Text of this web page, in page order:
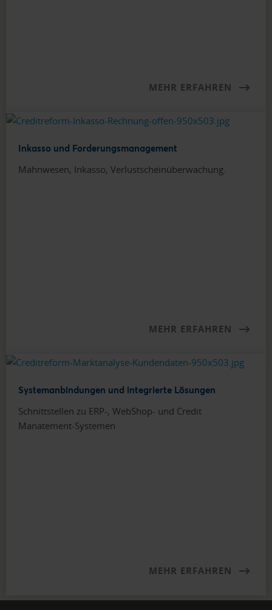
MEHR ERFAHREN
Inkasso und Forderungsmanagement
Mahnwesen, Inkasso, Verlustscheinüberwachung.
MEHR ERFAHREN
Systemanbindungen und integrierte Lösungen
Schnittstellen zu ERP-, WebShop- und Credit
Manatement-Systemen
MEHR ERFAHREN